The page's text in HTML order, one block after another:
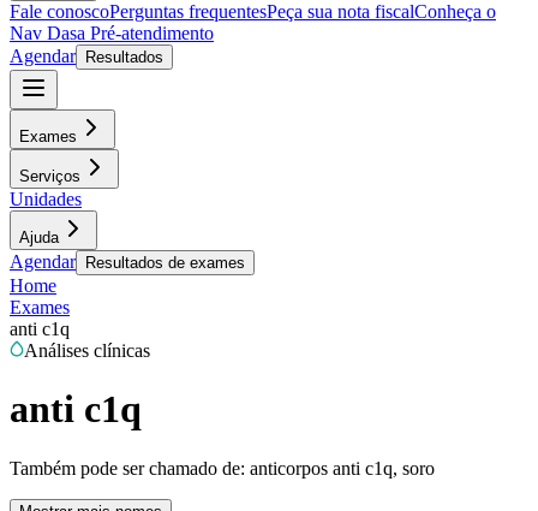
Fale conoscoPerguntas frequentesPeça sua nota fiscalConheça o
Nav Dasa Pré-atendimento
Agendar
Resultados
Exames
Serviços
Unidades
Ajuda
Agendar Resultados de exames
Home
Exames
anti c1q
Análises clínicas
anti c1q
Também pode ser chamado de: anticorpos anti c1q, soro